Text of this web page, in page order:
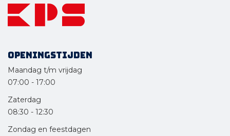
Openingstijden
Maandag t/m vrijdag
07:00 - 17:00
Zaterdag
08:30 - 12:30
Zondag en feestdagen